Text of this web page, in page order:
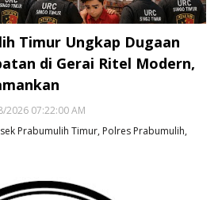
Timur Ungkap Dugaan
di Gerai Ritel Modern,
2026 07:22:00 AM
Prabumulih Timur, Polres Prabumulih,